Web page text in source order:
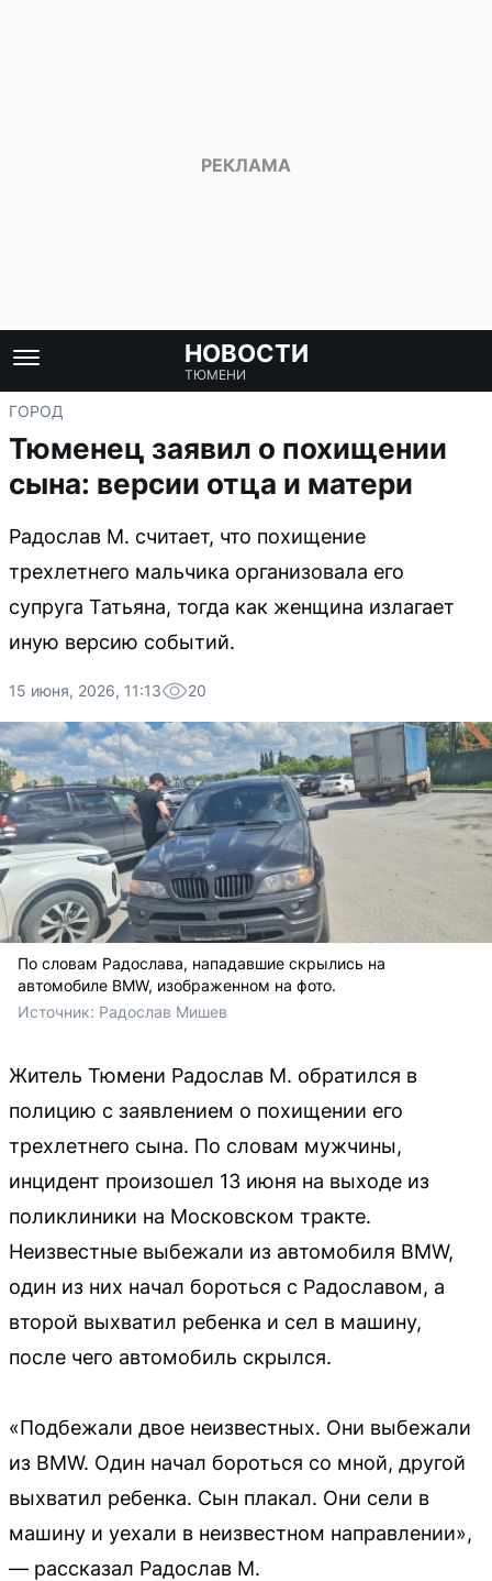
НОВОСТИ
ТЮМЕНИ
ГОРОД
Тюменец заявил о похищении
сына: версии отца и матери
Радослав М. считает, что похищение
трехлетнего мальчика организовала его
супруга Татьяна, тогда как женщина излагает
иную версию событий.
15 июня, 2026, 11:13 20
По словам Радослава, нападавшие скрылись на
автомобиле BMW, изображенном на фото.
Источник: Радослав Мишев
Житель Тюмени Радослав М. обратился в
полицию с заявлением о похищении его
трехлетнего сына. По словам мужчины,
инцидент произошел 13 июня на выходе из
поликлиники на Московском тракте.
Неизвестные выбежали из автомобиля BMW,
один из них начал бороться с Радославом, а
второй выхватил ребенка и сел в машину,
после чего автомобиль скрылся.
«Подбежали двое неизвестных. Они выбежали
из BMW. Один начал бороться со мной, другой
выхватил ребенка. Сын плакал. Они сели в
машину и уехали в неизвестном направлении»,
— рассказал Радослав М.